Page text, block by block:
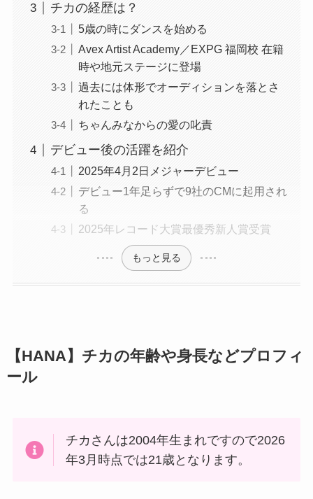
チカの経歴は？
5歳の時にダンスを始める
Avex Artist Academy／EXPG 福岡校 在籍
時や地元ステージに登場
過去には体形でオーディションを落とさ
れたことも
ちゃんみなからの愛の叱責
デビュー後の活躍を紹介
2025年4月2日メジャーデビュー
デビュー1年足らずで9社のCMに起用され
る
2025年レコード大賞最優秀新人賞受賞
もっと見る
【HANA】チカの年齢や身長などプロフィ
ール
チカさんは2004年生まれですので2026
年3月時点では21歳となります。